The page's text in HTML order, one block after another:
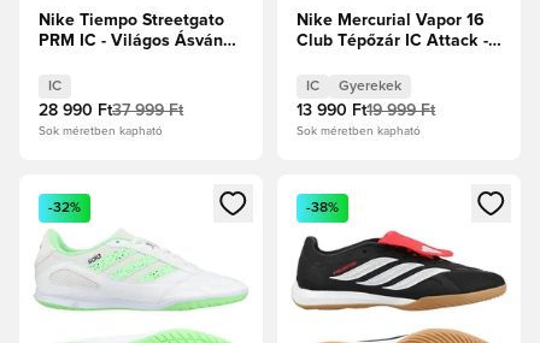
Nike Tiempo Streetgato
PRM IC - Világos Ásvány
IC
28 990 Ft37 999 Ft
Sok méretben kapható
Nike Mercurial Vapor 16
Club Tépőzár IC Attack -
IC Gyerekek
13 990 Ft19 999 Ft
Sok méretben kapható
Megnyit egy modált a bejelentkezéshez vagy a tagként
-32%
Megnyit egy modált a
-38%